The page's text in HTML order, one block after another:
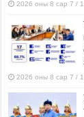
2026 оны 8 сар 7 /
2026 оны 8 сар 7 /